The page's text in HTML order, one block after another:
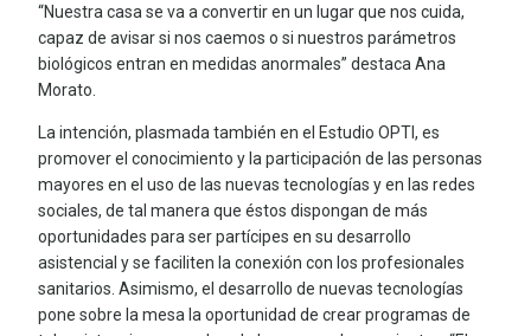
“Nuestra casa se va a convertir en un lugar que nos cuida,
capaz de avisar si nos caemos o si nuestros parámetros
biológicos entran en medidas anormales” destaca Ana
Morato.
La intención, plasmada también en el Estudio OPTI, es
promover el conocimiento y la participación de las personas
mayores en el uso de las nuevas tecnologías y en las redes
sociales, de tal manera que éstos dispongan de más
oportunidades para ser partícipes en su desarrollo
asistencial y se faciliten la conexión con los profesionales
sanitarios. Asimismo, el desarrollo de nuevas tecnologías
pone sobre la mesa la oportunidad de crear programas de